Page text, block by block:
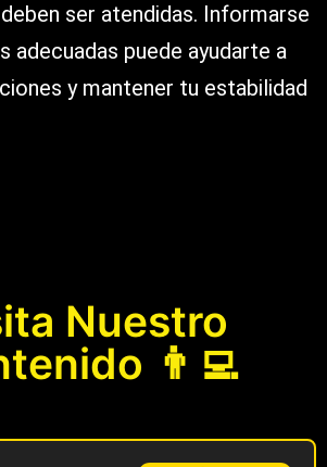
ser atendidas. Informarse
adecuadas puede ayudarte a
y mantener tu estabilidad
Nuestro
👨‍💻